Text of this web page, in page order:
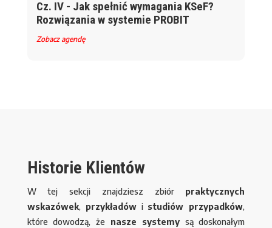
Cz. IV - Jak spełnić wymagania KSeF?
Rozwiązania w systemie PROBIT
Zobacz agendę
Historie Klientów
W tej sekcji znajdziesz zbiór praktycznych
wskazówek, przykładówi studiów przypadków,
które dowodzą, że nasze systemy są doskonałym